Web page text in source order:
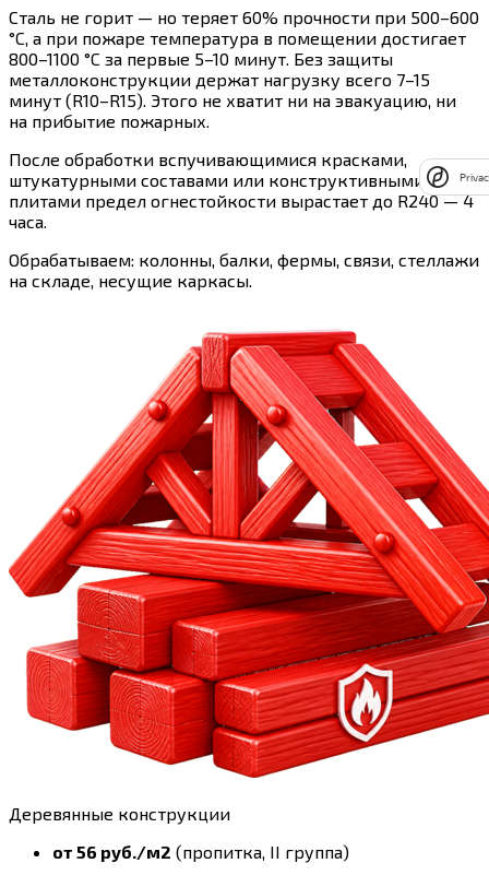
Сталь не горит — но теряет 60% прочности при 500–600
°C, а при пожаре температура в помещении достигает
800–1100 °C за первые 5–10 минут. Без защиты
металлоконструкции держат нагрузку всего 7–15
минут (R10–R15). Этого не хватит ни на эвакуацию, ни
на прибытие пожарных.
После обработки вспучивающимися красками,
штукатурными составами или конструктивными
плитами предел огнестойкости вырастает до R240 — 4
часа.
Обрабатываем: колонны, балки, фермы, связи, стеллажи
на складе, несущие каркасы.
Деревянные конструкции
от 56 руб./м2 (пропитка, II группа)